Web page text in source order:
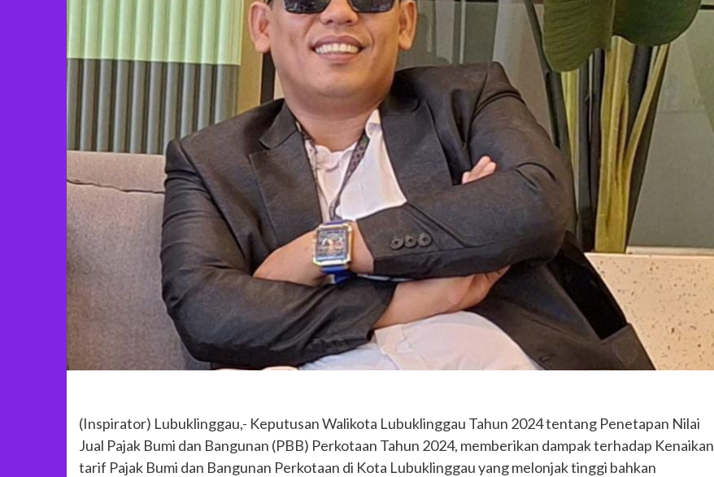
(Inspirator) Lubuklinggau,- Keputusan Walikota Lubuklinggau Tahun 2024 tentang Penetapan Nilai
Jual Pajak Bumi dan Bangunan (PBB) Perkotaan Tahun 2024, memberikan dampak terhadap Kenaikan
tarif Pajak Bumi dan Bangunan Perkotaan di Kota Lubuklinggau yang melonjak tinggi bahkan